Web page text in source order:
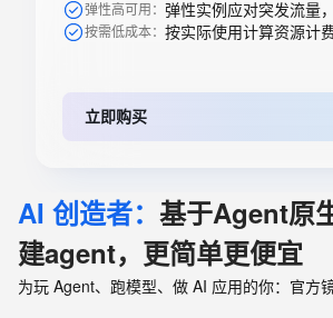
弹性高可用：
按需低成本：
立即购买
AI 创造者： 基于Agent原
建agent，更简单更便宜
为玩 Agent、跑模型、做 AI 应用的你：官方